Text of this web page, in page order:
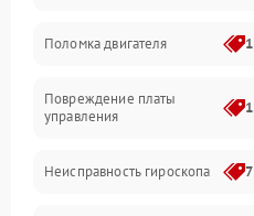
Поломка двигателя
Повреждение платы
управления
Неисправность гироскопа